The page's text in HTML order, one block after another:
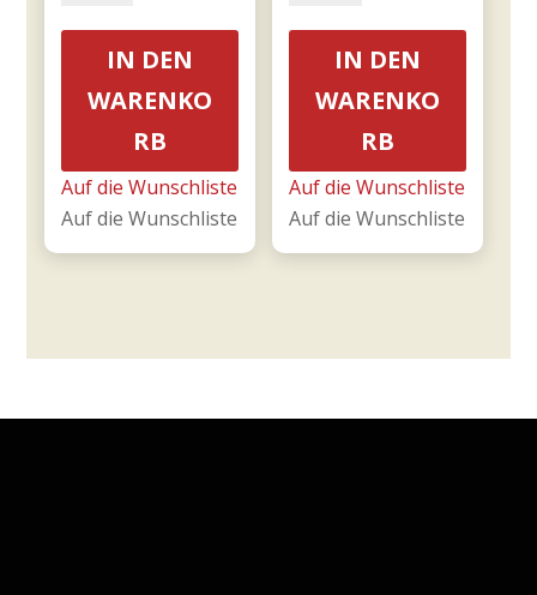
Tommasi
Menge
IN DEN
WARENKO
RB
Auf die Wunschliste
Auf die Wunschliste
Fornaci
0,75l
Tommasi
IN DEN
WARENKO
RB
Auf die Wunschliste
Auf die Wunschliste